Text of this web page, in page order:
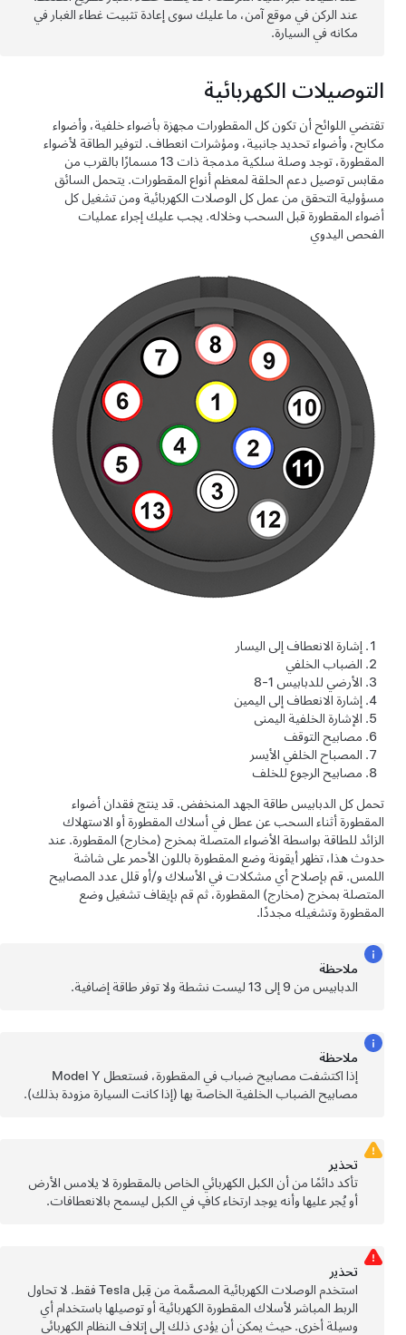
عند الركن في موقع آمن، ما عليك سوى إعادة تثبيت غطاء الغبار في
مكانه في السيارة.
التوصيلات الكهربائية
تقتضي اللوائح أن تكون كل المقطورات مجهزة بأضواء خلفية، وأضواء
مكابح، وأضواء تحديد جانبية، ومؤشرات انعطاف. لتوفير الطاقة لأضواء
المقطورة، توجد وصلة سلكية مدمجة ذات 13 مسمارًا بالقرب من
مقابس توصيل دعم الحلقة لمعظم أنواع المقطورات. يتحمل السائق
مسؤولية التحقق من عمل كل الوصلات الكهربائية ومن تشغيل كل
أضواء المقطورة قبل السحب وخلاله. يجب عليك إجراء عمليات
الفحص اليدوي
إشارة الانعطاف إلى اليسار
الضباب الخلفي
الأرضي للدبابيس 1-8
إشارة الانعطاف إلى اليمين
الإشارة الخلفية اليمنى
مصابيح التوقف
المصباح الخلفي الأيسر
مصابيح الرجوع للخلف
تحمل كل الدبابيس طاقةالجهد المنخفض. قد ينتج فقدان أضواء
المقطورة أثناء السحب عن عطل في أسلاك المقطورة أو الاستهلاك
الزائد للطاقة بواسطة الأضواء المتصلة بمخرج (مخارج) المقطورة. عند
حدوث هذا، تظهر أيقونة وضع المقطورة باللون الأحمر على شاشة
اللمس. قم بإصلاح أي مشكلات في الأسلاك و/أو قلل عدد المصابيح
المتصلة بمخرج (مخارج) المقطورة، ثم قم بإيقاف تشغيل وضع
المقطورة وتشغيله مجددًا.
ملاحظة
الدبابيس من 9 إلى 13 ليست نشطة ولا توفر طاقة إضافية.
ملاحظة
إذا اكتشفت مصابيح ضباب في المقطورة، فستعطلModel Y
مصابيح الضباب الخلفية الخاصة بها (إذا كانت السيارة مزودة بذلك).
تحذير
تأكد دائمًا من أن الكبل الكهربائي الخاص بالمقطورة لا يلامس الأرض
أو يُجر عليها وأنه يوجد ارتخاء كافٍ في الكبل ليسمح بالانعطافات.
تحذﻳر
استخدم الوصلات الكهربائية المصمَّمة من قِبل Tesla فقط. لا تحاول
الربط المباشر لأسلاك المقطورة الكهربائية أو توصيلها باستخدام أي
وسيلة أخرى. حيث يمكن أن يؤدي ذلك إلى إتلاف النظام الكهربائي